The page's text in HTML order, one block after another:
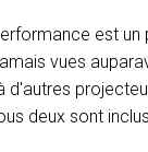
est
vues
d'autres
deux sont